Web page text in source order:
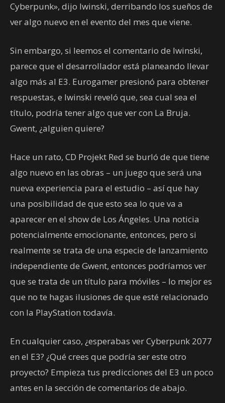
Cyberpunk», dijo Iwinski, derribando los sueños de
ver algo nuevo en el evento del mes que viene.
Sin embargo, si leemos el comentario de Iwinski,
parece que el desarrollador está planeando llevar
algo más al E3. Eurogamer presionó para obtener
respuestas, e Iwinski reveló que, sea cual sea el
título, podría tener algo que ver con La Bruja.
Gwent, ¿alguien quiere?
Hace un rato, CD Projekt Red se burló de que tiene
algo nuevo en las obras – un juego que será una
nueva experiencia para el estudio – así que hay
una posibilidad de que esto sea lo que va a
aparecer en el show de Los Ángeles. Una noticia
potencialmente emocionante, entonces, pero si
realmente se trata de una especie de lanzamiento
independiente de Gwent, entonces podríamos ver
que se trata de un título para móviles – lo mejor es
que no te hagas ilusiones de que esté relacionado
con la PlayStation todavía.
En cualquier caso, ¿esperabas ver Cyberpunk 2077
en el E3? ¿Qué crees que podría ser este otro
proyecto? Empieza tus predicciones del E3 un poco
antes en la sección de comentarios de abajo.